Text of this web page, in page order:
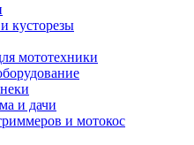
кусторезы
мототехники
и дачи
и мотокос